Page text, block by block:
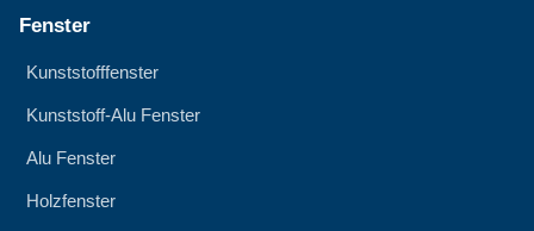
Fenster
Kunststofffenster
Kunststoff-Alu Fenster
Alu Fenster
Holzfenster